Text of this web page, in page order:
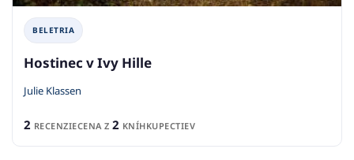
BELETRIA
Hostinec v Ivy Hille
Julie Klassen
2 RECENZIECENA Z 2 KNÍHKUPECTIEV